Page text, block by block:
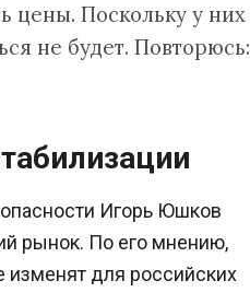
цены. Поскольку у них
не будет. Повторюсь:
Игорь Юшков
рынок. По его мнению,
изменят для российских